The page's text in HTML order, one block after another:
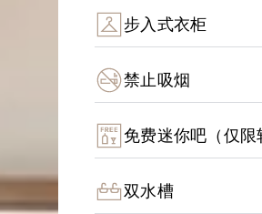
步入式衣柜
禁止吸烟
免费迷你吧（仅
双水槽